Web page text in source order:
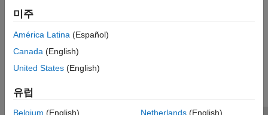
미주
América Latina (Español)
Canada (English)
United States (English)
유럽
Belgium (English)
Netherlands(English)